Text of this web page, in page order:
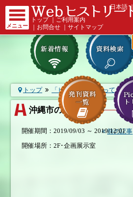
メニュー
トップ
ご利用案内
お問合せ ｜サイトマップ
日本語
トップ 「ヒストリート」って？
沖縄市の沖縄戦
前の記事
開催期間：2019/09/03 ～ 2019/12/01
開催場所：2F･企画展示室